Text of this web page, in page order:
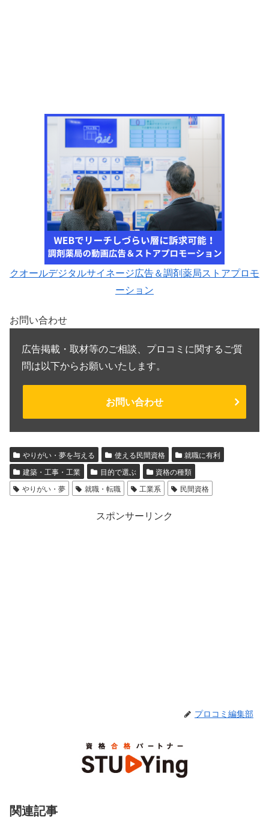
クオールデジタルサイネージ広告＆調剤薬局ストアプロモ
ーション
お問い合わせ
広告掲載・取材等のご相談、プロコミに関するご質
問は以下からお願いいたします。
お問い合わせ
やりがい・夢を与える 使える民間資格
就職に有利
建築・工事・工業
目的で選ぶ
資格の種類
やりがい・夢
就職・転職 工業系 民間資格
スポンサーリンク
プロコミ編集部
関連記事